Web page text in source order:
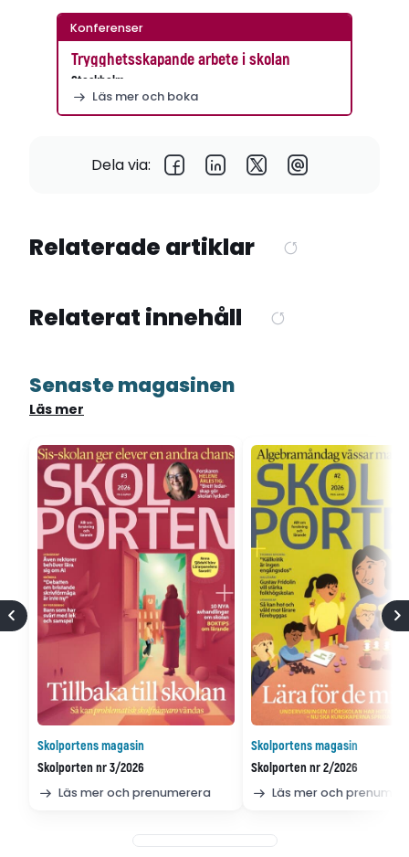
Konferenser
Trygghetsskapande arbete i skolan
Stockholm
Läs mer och boka
Dela via:
Relaterade artiklar
Relaterat innehåll
Senaste magasinen
Läs mer
Skolportens magasin
Skolporten nr 3/2026
Läs mer och prenumerera
Skolportens magasin
Skolporten nr 2/2026
Läs mer och